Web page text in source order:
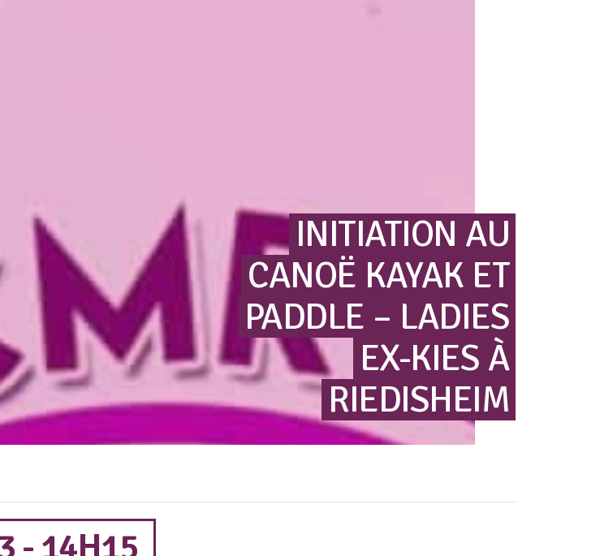
INITIATION AU
CANOË KAYAK ET
PADDLE – LADIES
EX-KIES À
RIEDISHEIM